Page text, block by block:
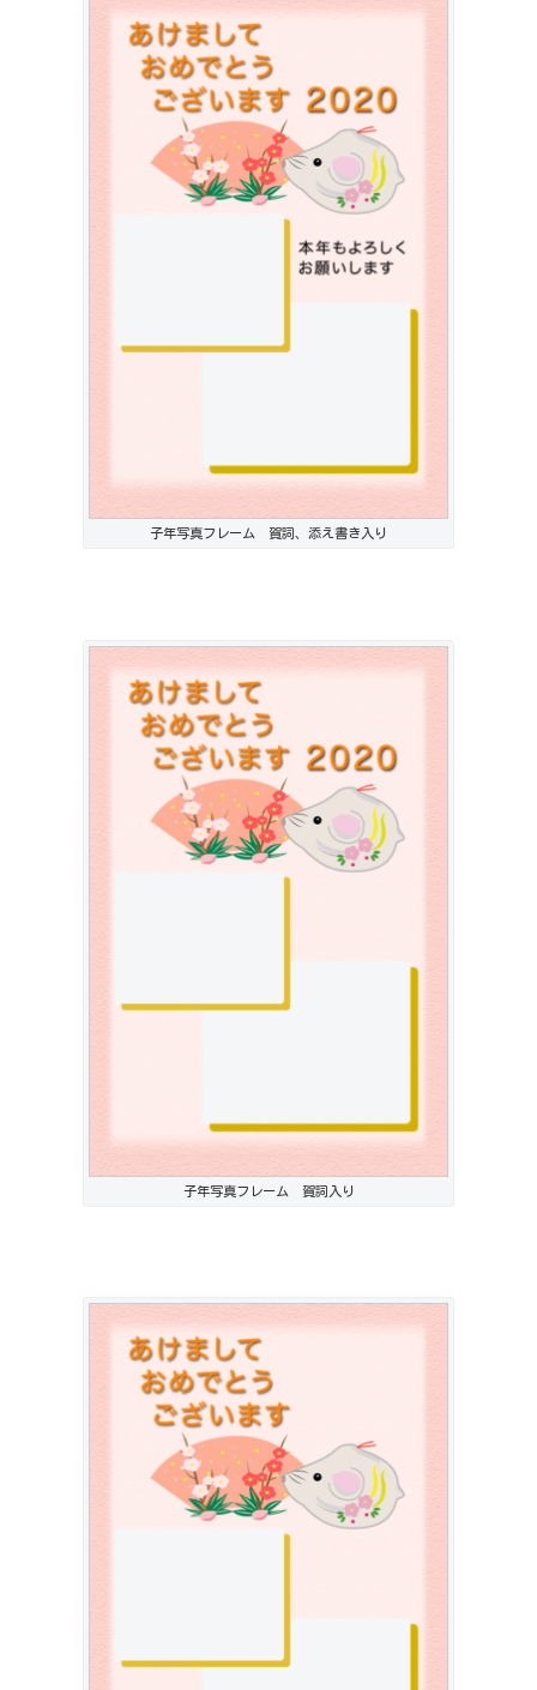
子年写真フレーム 賀詞、添え書き入り
子年写真フレーム 賀詞入り